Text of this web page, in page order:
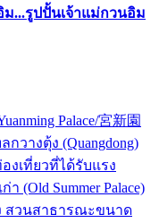
ม...รูปปั้นเจ้าแม่กวนอิม
Palace/宮新園
วางตุ้ง (Quangdong)
งเที่ยวที่ได้รับแรง
(Old Summer Palace)
สวนสาธารณะขนาด